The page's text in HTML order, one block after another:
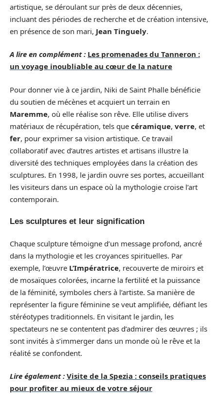
artistique, se déroulant sur près de deux décennies,
incluant des périodes de recherche et de création intensive,
en présence de son mari, Jean Tinguely.
A lire en complément : Les promenades du Tanneron :
un voyage inoubliable au cœur de la nature
Pour donner vie à ce jardin, Niki de Saint Phalle bénéficie
du soutien de mécènes et acquiert un terrain en
Maremme, où elle réalise son rêve. Elle utilise divers
matériaux de récupération, tels que céramique, verre, et
fer, pour exprimer sa vision artistique. Ce travail
collaboratif avec d’autres artistes et artisans illustre la
diversité des techniques employées dans la création des
sculptures. En 1998, le jardin ouvre ses portes, accueillant
les visiteurs dans un espace où la mythologie croise l’art
contemporain.
Les sculptures et leur signification
Chaque sculpture témoigne d’un message profond, ancré
dans la mythologie et les croyances spirituelles. Par
exemple, l’œuvre L’Impératrice, recouverte de miroirs et
de mosaïques colorées, incarne la fertilité et la puissance
de la féminité, symboles chers à l’artiste. Sa manière de
représenter la figure féminine se veut amplifiée, défiant les
stéréotypes traditionnels. En visitant le jardin, les
spectateurs ne se contentent pas d’admirer des œuvres ; ils
sont invités à s’immerger dans un monde où le rêve et la
réalité se confondent.
Lire également : Visite de la Spezia : conseils pratiques
pour profiter au mieux de votre séjour